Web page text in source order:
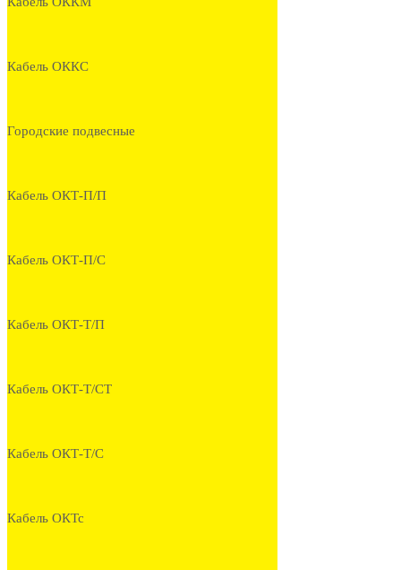
Кабель ОККС
Городские подвесные
Кабель ОКТ-П/П
Кабель ОКТ-П/С
Кабель ОКТ-Т/П
Кабель ОКТ-Т/СТ
Кабель ОКТ-Т/С
Кабель ОКТс